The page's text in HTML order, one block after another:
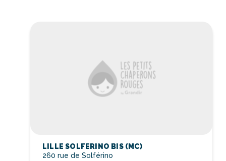
LILLE SOLFERINO BIS (MC)
260 rue de Solférino